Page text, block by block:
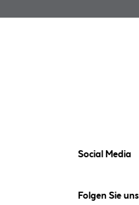
Social Media
Folgen Sie uns